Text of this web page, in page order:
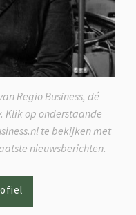
Regio Business, dé
Klik op onderstaande
te bekijken met
nieuwsberichten.